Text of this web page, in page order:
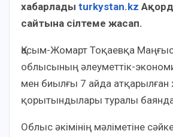
хабарлады turkystan.kz
сайтына сілтеме жасап.
Қасым-Жомарт Тоқаевқа
облысының әлеуметтік-
мен биылғы 7 айда
қорытындылары туралы
Облыс әкімінің мәліметіне